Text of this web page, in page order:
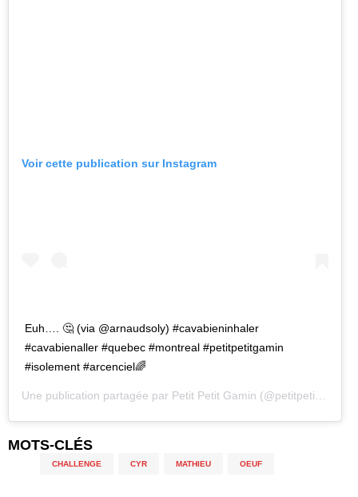
Voir cette publication sur Instagram
Euh…. 🤔 (via @arnaudsoly) #cavabieninhaler
#cavabienaller #quebec #montreal #petitpetitgamin
#isolement #arcenciel🌈
Une publication partagée par Petit Petit Gamin (@petitpetitgamin) le
MOTS-CLÉS
CHALLENGE CYR MATHIEU OEUF